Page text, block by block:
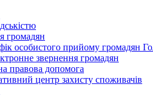
громадян
особистого прийому громадян
звернення громадян
правова допомога
центр захисту споживачів